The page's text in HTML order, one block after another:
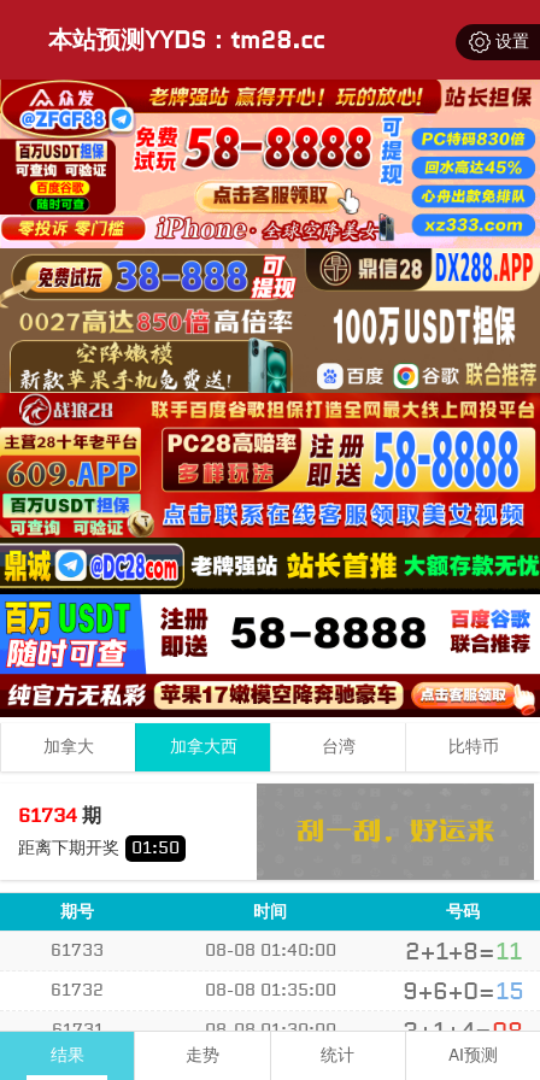
设置
本站预测YYDS：tm28.cc
加拿大 加拿大西 台湾 比特币
61734期
距离下期开奖 01:50
2 + 7 2 11
期号 时间
号码
61733
08-08 01:40:00 2+1+8=11
61732 08-08 01:35:00 9+6+0=15
61731 08-08 01:30:00 3+1+4=08
61730 08-08 01:25:00 5+2+0=07
结果 走势 统计 AI预测